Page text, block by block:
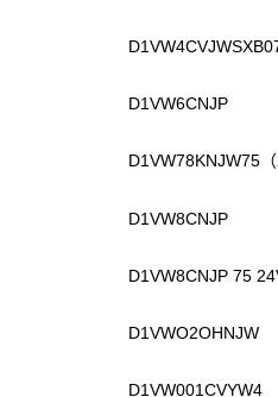
D1VW6CNJP
D1VW78KNJW75（
D1VW8CNJP
D1VW8CNJP 75
D1VWO2OHNJW
D1VW001CVYW4